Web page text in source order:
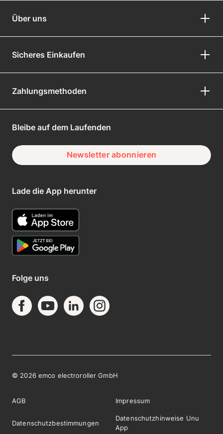
Über uns
Zahlungsmethoden
Sicheres Einkaufen
Bleibe auf dem Laufenden
Newsletter abonnieren
Lade die App herunter
Folge uns
© 2026 emco electroroller GmbH
AGB Impressum
Datenschutzbestimmungen
Datenschutzhinweise Unu
App